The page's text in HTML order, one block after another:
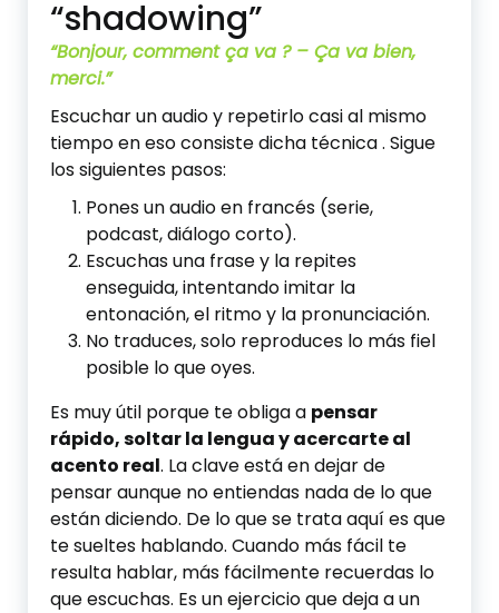
“shadowing”
“Bonjour, comment ça va ? – Ça va bien,
merci.”
Escuchar un audio y repetirlo casi al mismo
tiempo en eso consiste dicha técnica . Sigue
los siguientes pasos:
Pones un audio en francés (serie,
podcast, diálogo corto).
Escuchas una frase y la repites
enseguida, intentando imitar la
entonación, el ritmo y la pronunciación.
No traduces, solo reproduces lo más fiel
posible lo que oyes.
Es muy útil porque te obliga a pensar
rápido, soltar la lengua y acercarte al
acento real. La clave está en dejar de
pensar aunque no entiendas nada de lo que
están diciendo. De lo que se trata aquí es que
te sueltes hablando. Cuando más fácil te
resulta hablar, más fácilmente recuerdas lo
que escuchas. Es un ejercicio que deja a un